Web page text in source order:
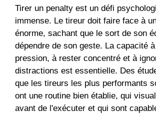
Tirer un penalty est un défi
immense. Le tireur doit faire face à
énorme, sachant que le sort de son
dépendre de son geste. La capacité
pression, à rester concentré et à
distractions est essentielle. Des
que les tireurs les plus performants
ont une routine bien établie, qui
avant de l'exécuter et qui sont